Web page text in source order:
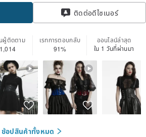
ติดต่อดีไซเนอร์
ผู้ติดตาม
เรทการตอบกลับ
91%
ออนไลน์ล่าสุด
ใน 1 วันที่ผ่านมา
ช้อปสินค้าทั้งหมด